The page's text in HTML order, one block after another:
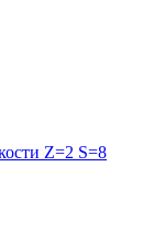
Z=2 S=8